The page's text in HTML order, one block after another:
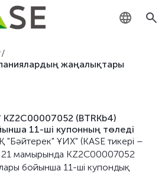
/
жаңалықтары
(BTRKb4)
11-шi купонның төледi
"Бәйтерек" ҰИХ" (KASE тикері –
мамырында KZ2C00007052
бойынша 11-шi купондық